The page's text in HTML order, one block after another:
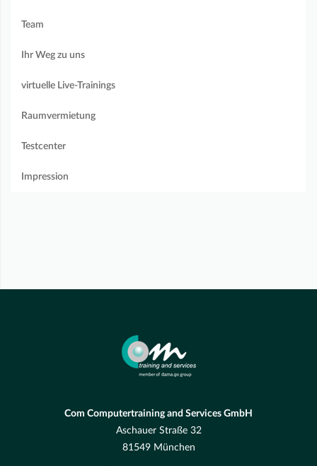
Team
Ihr Weg zu uns
virtuelle Live-Trainings
Raumvermietung
Testcenter
Impression
Com Computertraining and Services GmbH
Aschauer Straße 32
81549 München